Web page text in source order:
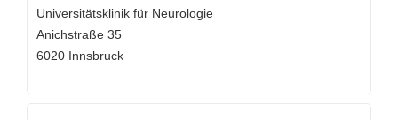
Universitätsklinik für Neurologie
Anichstraße 35
6020 Innsbruck